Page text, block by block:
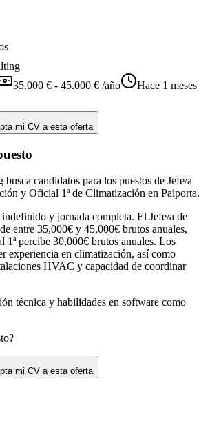
35.000 € - 45.000 € /año
Hace 1 meses
mi CV a esta oferta
candidatos para los puestos de Jefe/a
y Oficial 1ª de Climatización en Paiporta.
y jornada completa. El Jefe/a de
entre 35,000€ y 45,000€ brutos anuales,
1ª percibe 30,000€ brutos anuales. Los
experiencia en climatización, así como
HVAC y capacidad de coordinar
técnica y habilidades en software como
mi CV a esta oferta